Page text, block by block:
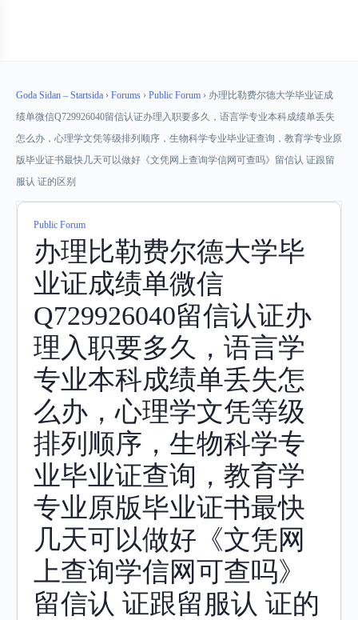
Goda Sidan – Startsida › Forums › Public Forum › 办理比勒费尔德大学毕业证成
绩单微信Q729926040留信认证办理入职要多久，语言学专业本科成绩单丢失
怎么办，心理学文凭等级排列顺序，生物科学专业毕业证查询，教育学专业原
版毕业证书最快几天可以做好《文凭网上查询学信网可查吗》留信认 证跟留
服认 证的区别
Public Forum
办理比勒费尔德大学毕
业证成绩单微信
Q729926040留信认证办
理入职要多久，语言学
专业本科成绩单丢失怎
么办，心理学文凭等级
排列顺序，生物科学专
业毕业证查询，教育学
专业原版毕业证书最快
几天可以做好《文凭网
上查询学信网可查吗》
留信认 证跟留服认 证的